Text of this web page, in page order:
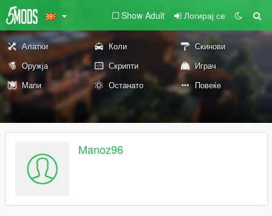
Show Adult Логирај се
Алатки Коли
Скинови
Оружја
Скрипти
Играч
Мапи
Останато Повеќе
Manoz96